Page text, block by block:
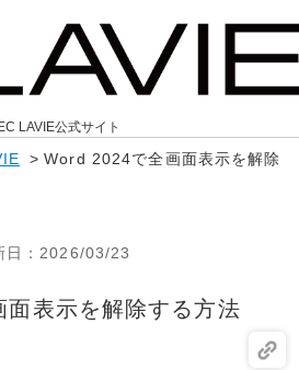
LAVIE公式サイト
> Word 2024で全画面表示を解除
日 ：2026/03/23
表示を解除する方法